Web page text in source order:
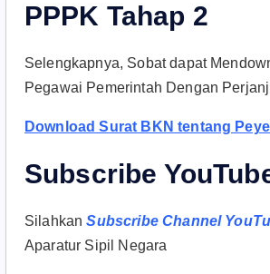
PPPK Tahap 2
Selengkapnya, Sobat dapat
Pegawai Pemerintah Dengan
Download Surat BKN tentang
Subscribe
SilahkanSubscribe Channel
Aparatur Sipil Negara